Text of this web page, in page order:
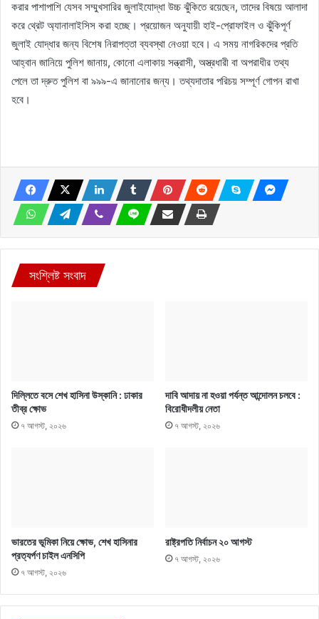
করার পাশাপাশি যেসব সম্মুখসারির জুলাইযোদ্ধা উচ্চ ঝুঁকিতে রয়েছেন, তাদের বিষয়ে আলাদা
করে থ্রেট অ্যানালাইসিস করা হচ্ছে। প্রয়োজন অনুযায়ী হাই-প্রোফাইল ও ঝুঁকিপূর্ণ
জুলাই যোদ্ধার জন্য বিশেষ নিরাপত্তা ব্যবস্থা নেওয়া হবে। এ সময় নাগরিকদের প্রতি
আহ্বান জানিয়ে পুলিশ জানায়, কোনো এলাকায় সন্ত্রাসী, অস্ত্রধারী বা অপরাধীর তথ্য
পেলে তা দ্রুত পুলিশ বা ৯৯৯-এ জানানোর জন্য। তথ্যদাতার পরিচয় সম্পূর্ণ গোপন রাখা
হবে।
সংশ্লিষ্ট সংবাদ
দিল্লিতে বসে শেখ হাসিনা উস্কানি : ঢাকার
তীব্র ক্ষোভ
৭ আগস্ট, ২০২৬
দাবি আদায় না হওয়া পর্যন্ত আন্দোলন চলবে :
বিরোধীদলীয় নেতা
৭ আগস্ট, ২০২৬
ভারতের ভূমিকা নিয়ে ক্ষোভ, শেখ হাসিনার
প্রত্যর্পণ চাইল এনসিপি
৭ আগস্ট, ২০২৬
রাষ্ট্রপতি নির্বাচন ২০ আগস্ট
৭ আগস্ট, ২০২৬